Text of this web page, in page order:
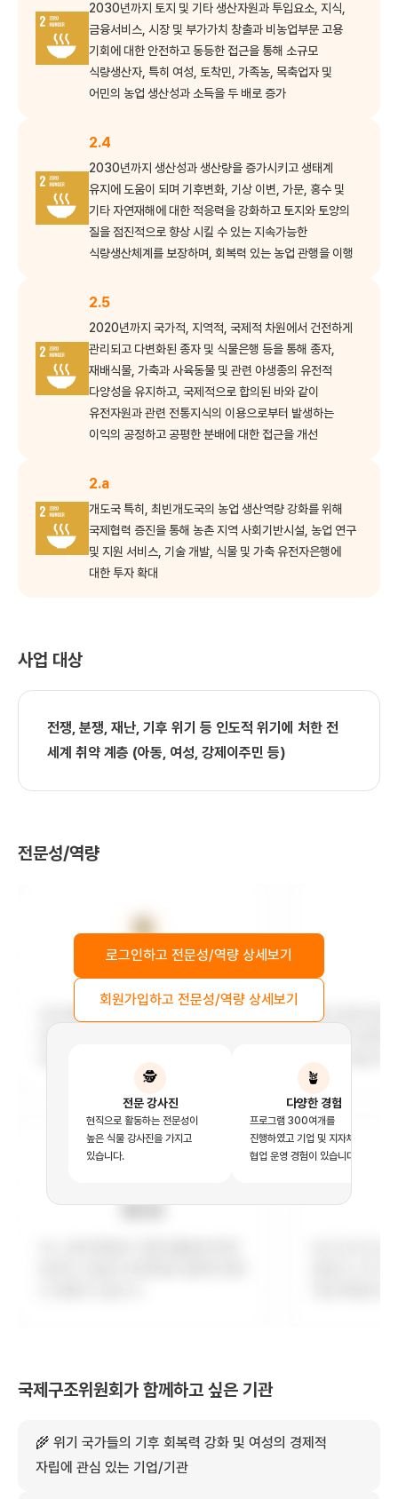
2030년까지 토지 및 기타 생산자원과 투입요소, 지식,
금융서비스, 시장 및 부가가치 창출과 비농업부문 고용
기회에 대한 안전하고 동등한 접근을 통해 소규모
식량생산자, 특히 여성, 토착민, 가족농, 목축업자 및
어민의 농업 생산성과 소득을 두 배로 증가
2.4
2030년까지 생산성과 생산량을 증가시키고 생태계
유지에 도움이 되며 기후변화, 기상 이변, 가문, 홍수 및
기타 자연재해에 대한 적응력을 강화하고 토지와 토양의
질을 점진적으로 향상 시킬 수 있는 지속가능한
식량생산체계를 보장하며, 회복력 있는 농업 관행을 이행
2.5
2020년까지 국가적, 지역적, 국제적 차원에서 건전하게
관리되고 다변화된 종자 및 식물은행 등을 통해 종자,
재배식물, 가축과 사육동물 및 관련 야생종의 유전적
다양성을 유지하고, 국제적으로 합의된 바와 같이
유전자원과 관련 전통지식의 이용으로부터 발생하는
이익의 공정하고 공평한 분배에 대한 접근을 개선
2.a
개도국 특히, 최빈개도국의 농업 생산역량 강화를 위해
국제협력 증진을 통해 농촌 지역 사회기반시설, 농업 연구
및 지원 서비스, 기술 개발, 식물 및 가축 유전자은행에
대한 투자 확대
사업 대상
전쟁, 분쟁, 재난, 기후 위기 등 인도적 위기에 처한 전
세계 취약 계층 (아동, 여성, 강제이주민 등)
전문성/역량
🕵️‍
전문 강사진
현직으로 활동하는 전문성이
높은 식물 강사진을 가지고
있습니다.
🪴‍
다양한 경험
프로그램 300여개를
진행하였고 기업 및 지자체와의
협업 운영 경험이 있습니다.
로그인하고 전문성/역량 상세보기
회원가입하고 전문성/역량 상세보기
국제구조위원회가 함께하고 싶은 기관
🌾 위기 국가들의 기후 회복력 강화 및 여성의 경제적
자립에 관심 있는 기업/기관